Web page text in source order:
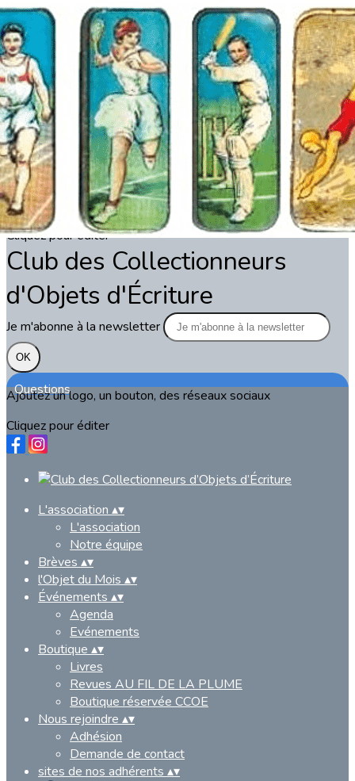
Exporter les lignes sélectionnées
Exporter toutes les colonnes
Exporter uniquement les colonnes affichées
Menu
?>
Images de la page d'accueil
Cliquez pour éditer
Texte, bouton et/ou inscription à la newsletter
Cliquez pour éditer
Club des Collectionneurs
d'Objets d'Écriture
Je m'abonne à la newsletter
OK
Questions
Ajoutez un logo, un bouton, des réseaux sociaux
Cliquez pour éditer
L'association ▴▾
L'association
Notre équipe
Brèves ▴▾
l'Objet du Mois ▴▾
Événements ▴▾
Agenda
Evénements
Boutique ▴▾
Livres
Revues AU FIL DE LA PLUME
Boutique réservée CCOE
Nous rejoindre ▴▾
Adhésion
Demande de contact
sites de nos adhérents ▴▾